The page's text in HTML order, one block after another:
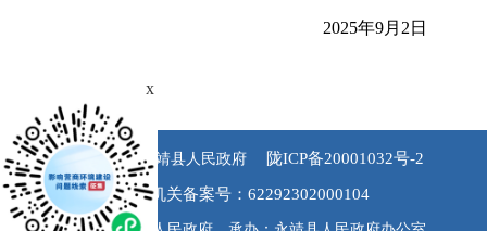
2025年9月2日
版权所有 永靖县人民政府 陇ICP备20001032号-2
公安机关备案号：62292302000104
x